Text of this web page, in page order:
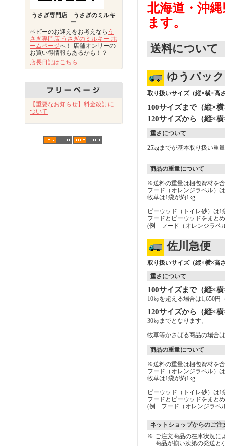
うさぎ専門店 うさぎのミルキ
ー
ベビーのお迎えをお考えなら う
さぎ専門店 うさぎのミルキー ホ
ームページへ！ 店舗オンリーの
お買い得情報もあるかも！？
店長日記はこちら
【重要なお知らせ】料金改訂に
ついて
北海道・沖
ます。
送料について
ゆうパック
取り扱いサイズ（縦×横×高
100サイズまで（縦×
120サイズから（縦×
重さについて
25kgまでが基本取り扱い重
商品の重量について
※送料の重量は梱包資材を
フード（オレンジラベル）
牧草は1袋が約1kg
ピーウッド（トイレ砂）は
フードとピーウッドをまと
(例 フード（オレンジラベ
佐川急便
取り扱いサイズ（縦×横×高
重さについて
100サイズまで（縦×
10㎏を超える場合は1,650円
120サイズから（縦×
30㎏までとなります。
牧草等かさばる商品の場合
商品の重量について
※送料の重量は梱包資材を
フード（オレンジラベル）
牧草は1袋が約1kg
ピーウッド（トイレ砂）は
フードとピーウッドをまと
(例 フード（オレンジラベ
ネットショップからのご注
※ ご注文商品の在庫状況に
商品が揃い次第の発送と